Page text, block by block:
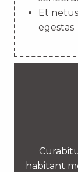
Et
egestas
habitant